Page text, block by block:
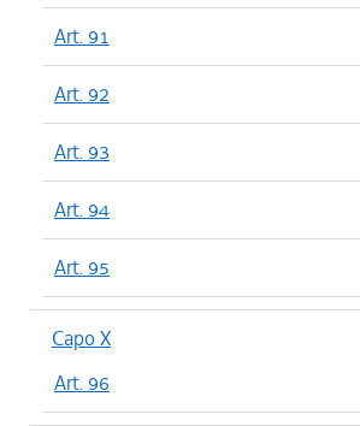
Art. 91
Art. 92
Art. 93
Art. 94
Art. 95
Capo X
Art. 96